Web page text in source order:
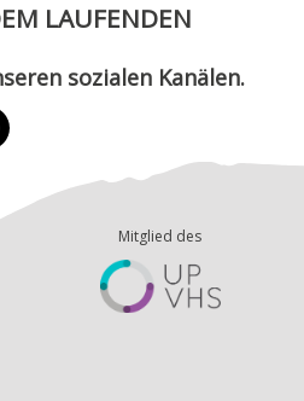
LAUFENDEN
sozialen Kanälen.
Mitglied des